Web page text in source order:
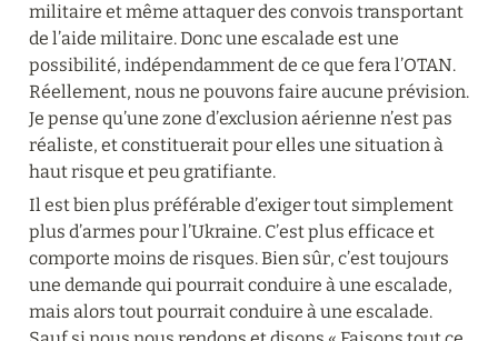
militaire et même attaquer des convois transportant
de l’aide militaire. Donc une escalade est une
possibilité, indépendamment de ce que fera l’OTAN.
Réellement, nous ne pouvons faire aucune prévision.
Je pense qu’une zone d’exclusion aérienne n’est pas
réaliste, et constituerait pour elles une situation à
haut risque et peu gratifiante.
Il est bien plus préférable d’exiger tout simplement
plus d’armes pour l’Ukraine. C’est plus efficace et
comporte moins de risques. Bien sûr, c’est toujours
une demande qui pourrait conduire à une escalade,
mais alors tout pourrait conduire à une escalade.